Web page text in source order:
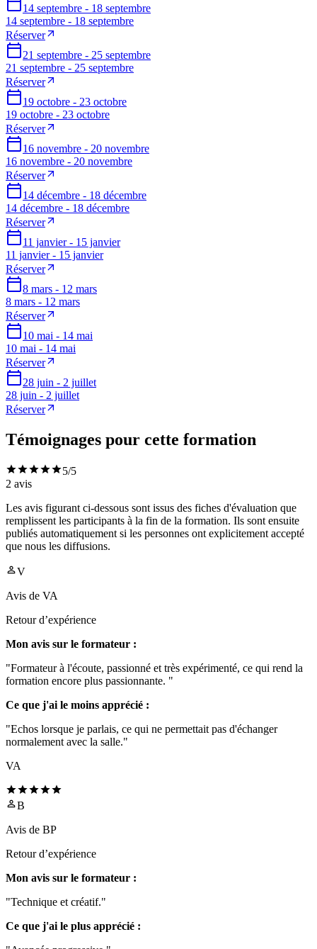
14 septembre - 18 septembre
14 septembre - 18 septembre
Réserver
21 septembre - 25 septembre
21 septembre - 25 septembre
Réserver
19 octobre - 23 octobre
19 octobre - 23 octobre
Réserver
16 novembre - 20 novembre
16 novembre - 20 novembre
Réserver
14 décembre - 18 décembre
14 décembre - 18 décembre
Réserver
11 janvier - 15 janvier
11 janvier - 15 janvier
Réserver
8 mars - 12 mars
8 mars - 12 mars
Réserver
10 mai - 14 mai
10 mai - 14 mai
Réserver
28 juin - 2 juillet
28 juin - 2 juillet
Réserver
Témoignages pour cette formation
5/5
2 avis
Les avis figurant ci-dessous sont issus des fiches d'évaluation que
remplissent les participants à la fin de la formation. Ils sont ensuite
publiés automatiquement si les personnes ont explicitement accepté
que nous les diffusions.
V
Avis de VA
Retour d’expérience
Mon avis sur le formateur :
"Formateur à l'écoute, passionné et très expérimenté, ce qui rend la
formation encore plus passionnante. "
Ce que j'ai le moins apprécié :
"Echos lorsque je parlais, ce qui ne permettait pas d'échanger
normalement avec la salle."
VA
B
Avis de BP
Retour d’expérience
Mon avis sur le formateur :
"Technique et créatif."
Ce que j'ai le plus apprécié :